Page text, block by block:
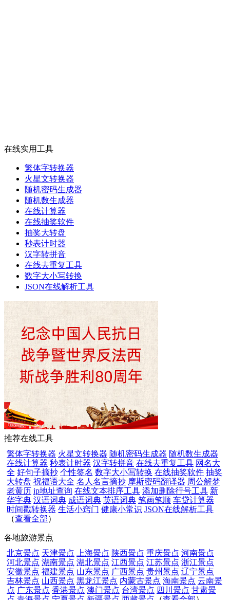
在线实用工具
繁体字转换器
火星文转换器
随机密码生成器
随机数生成器
在线计算器
在线抽奖软件
抽奖大转盘
秒表计时器
汉字转拼音
在线去重复工具
数字大小写转换
JSON在线解析工具
推荐在线工具
繁体字转换器 火星文转换器 随机密码生成器 随机数生成器
在线计算器 秒表计时器 汉字转拼音 在线去重复工具 网名大
全 好句子摘抄 个性签名 数字大小写转换 在线抽奖软件 抽奖
大转盘 祝福语大全 名人名言摘抄 摩斯密码翻译器 周公解梦
老黄历 ip地址查询 在线文本排序工具 添加删除行号工具 新
华字典 汉语词典 成语词典 英语词典 笔画笔顺 车贷计算器
时间戳转换器 生活小窍门 健康小常识 JSON在线解析工具
（查看全部）
各地旅游景点
北京景点 天津景点 上海景点 陕西景点 重庆景点 河南景点
河北景点 湖南景点 湖北景点 江西景点 江苏景点 浙江景点
安徽景点 福建景点 山东景点 广西景点 贵州景点 辽宁景点
吉林景点 山西景点 黑龙江景点 内蒙古景点 海南景点 云南景
点 广东景点 香港景点 澳门景点 台湾景点 四川景点 甘肃景